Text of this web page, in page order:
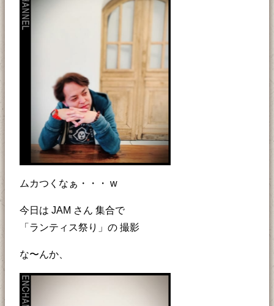
ムカつくなぁ・・・ w
今日は JAM さん 集合で
「ランティス祭り」の 撮影
な〜んか、